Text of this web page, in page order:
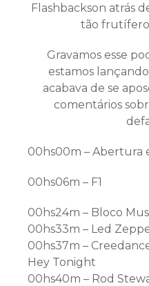
Flashbackson atrás
tão frutífero
Gravamos esse
estamos
acabava de se
comentários
00hs00m – Abertura
00hs06m – F1
00hs24m – Bloco
00hs33m – Led
00hs37m –
Hey Tonight
00hs40m – Rod